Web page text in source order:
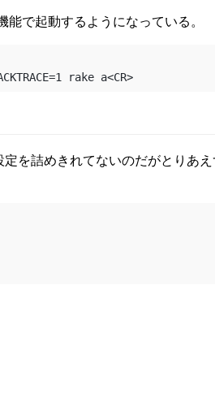
能で起動するようになっている。
を詰めきれてないのだがとりあ